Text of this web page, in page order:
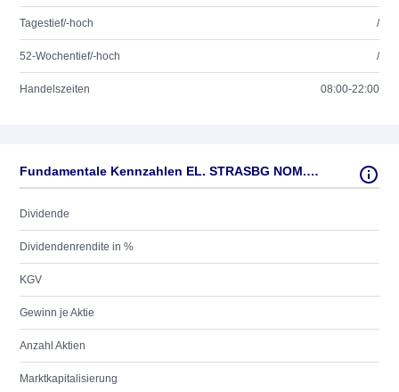
Tagestief/-hoch /
52-Wochentief/-hoch /
Handelszeiten 08:00-22:00
Fundamentale Kennzahlen EL. STRASBG NOM. EO 10
Dividende
Dividendenrendite in %
KGV
Gewinn je Aktie
Anzahl Aktien
Marktkapitalisierung